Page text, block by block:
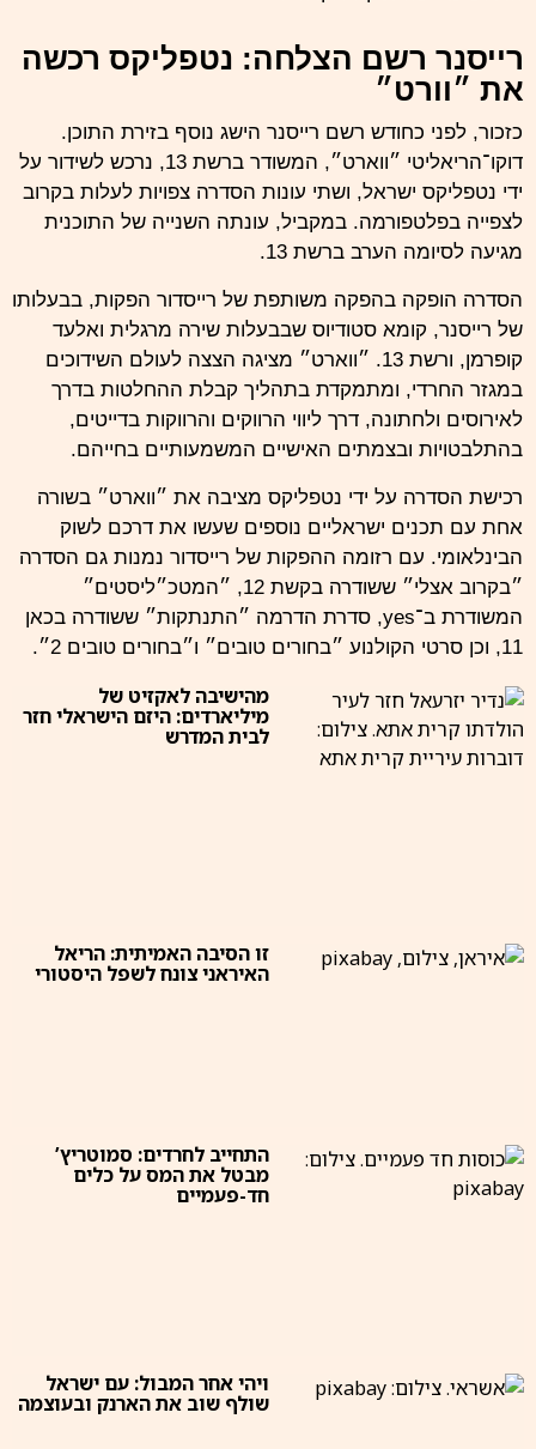
רייסנר רשם הצלחה: נטפליקס רכשה
את ״וורט״
כזכור, לפני כחודש רשם רייסנר הישג נוסף בזירת התוכן.
דוקו־הריאליטי ״ווארט״, המשודר ברשת 13, נרכש לשידור על
ידי נטפליקס ישראל, ושתי עונות הסדרה צפויות לעלות בקרוב
לצפייה בפלטפורמה. במקביל, עונתה השנייה של התוכנית
מגיעה לסיומה הערב ברשת 13.
הסדרה הופקה בהפקה משותפת של רייסדור הפקות, בבעלותו
של רייסנר, קומא סטודיוס שבבעלות שירה מרגלית ואלעד
קופרמן, ורשת 13. ״ווארט״ מציגה הצצה לעולם השידוכים
במגזר החרדי, ומתמקדת בתהליך קבלת ההחלטות בדרך
לאירוסים ולחתונה, דרך ליווי הרווקים והרווקות בדייטים,
בהתלבטויות ובצמתים האישיים המשמעותיים בחייהם.
רכישת הסדרה על ידי נטפליקס מציבה את ״ווארט״ בשורה
אחת עם תכנים ישראליים נוספים שעשו את דרכם לשוק
הבינלאומי. עם רזומה ההפקות של רייסדור נמנות גם הסדרה
״בקרוב אצלי״ ששודרה בקשת 12, ״המטכ״ליסטים״
המשודרת ב־yes, סדרת הדרמה ״התנתקות״ ששודרה בכאן
11, וכן סרטי הקולנוע ״בחורים טובים״ ו״בחורים טובים 2״.
מהישיבה לאקזיט של
מיליארדים: היזם הישראלי חזר
לבית המדרש
זו הסיבה האמיתית: הריאל
האיראני צונח לשפל היסטורי
התחייב לחרדים: סמוטריץ’
מבטל את המס על כלים
חד-פעמיים
ויהי אחר המבול: עם ישראל
שולף שוב את הארנק ובעוצמה